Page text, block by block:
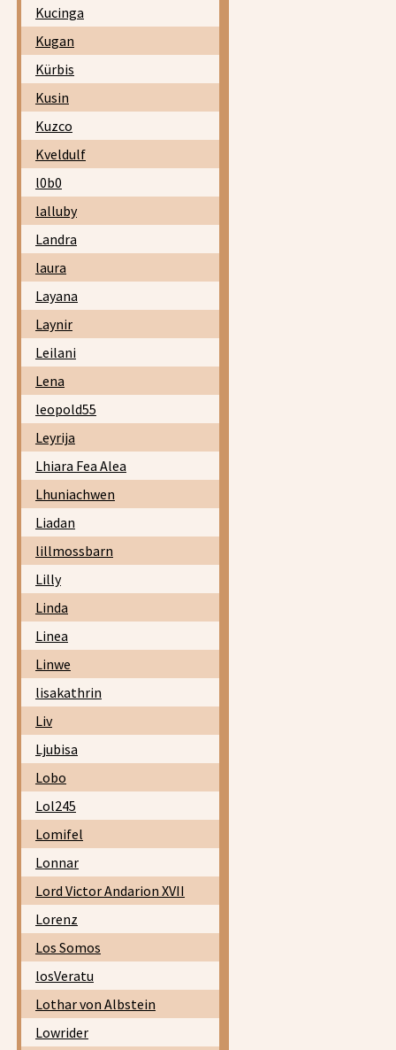
Kucinga
Kugan
Kürbis
Kusin
Kuzco
Kveldulf
l0b0
lalluby
Landra
laura
Layana
Laynir
Leilani
Lena
leopold55
Leyrija
Lhiara Fea Alea
Lhuniachwen
Liadan
lillmossbarn
Lilly
Linda
Linea
Linwe
lisakathrin
Liv
Ljubisa
Lobo
Lol245
Lomifel
Lonnar
Lord Victor Andarion XVII
Lorenz
Los Somos
losVeratu
Lothar von Albstein
Lowrider